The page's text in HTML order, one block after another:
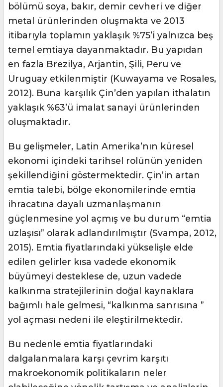
bölümü soya, bakır, demir cevheri ve diğer
metal ürünlerinden oluşmakta ve 2013
itibarıyla toplamın yaklaşık %75’i yalnızca beş
temel emtiaya dayanmaktadır. Bu yapıdan
en fazla Brezilya, Arjantin, Şili, Peru ve
Uruguay etkilenmiştir (Kuwayama ve Rosales,
2012). Buna karşılık Çin’den yapılan ithalatın
yaklaşık %63’ü imalat sanayi ürünlerinden
oluşmaktadır.
Bu gelişmeler, Latin Amerika’nın küresel
ekonomi içindeki tarihsel rolünün yeniden
şekillendiğini göstermektedir. Çin’in artan
emtia talebi, bölge ekonomilerinde emtia
ihracatına dayalı uzmanlaşmanın
güçlenmesine yol açmış ve bu durum “emtia
uzlaşısı” olarak adlandırılmıştır (Svampa, 2012,
2015). Emtia fiyatlarındaki yükselişle elde
edilen gelirler kısa vadede ekonomik
büyümeyi desteklese de, uzun vadede
kalkınma stratejilerinin doğal kaynaklara
bağımlı hale gelmesi, “kalkınma sanrısına ”
yol açması nedeni ile eleştirilmektedir.
Bu nedenle emtia fiyatlarındaki
dalgalanmalara karşı çevrim karşıtı
makroekonomik politikaların neler